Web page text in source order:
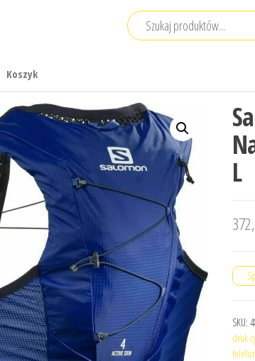
Koszyk
L
SKU:
druk
telefon